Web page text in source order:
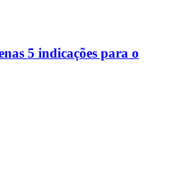
5 indicações para o